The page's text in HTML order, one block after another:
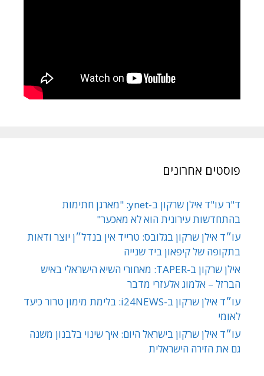
פוסטים אחרונים
ד"ר עו"ד אילן שרקון ב-ynet: "מארגן חתימות
בהתחדשות עירונית הוא לא מאכער"
עו״ד אילן שרקון בגלובס: טרייד אין בנדל״ן יוצר ודאות
בתקופה של קיפאון ביד שנייה
אילן שרקון ב-TAPER: מאחורי השיא הישראלי באיש
הברזל – אלמוג אלעזרי מדבר
עו״ד אילן שרקון ב-i24NEWS: בלימת מימון טרור כיעד
לאומי
עו״ד אילן שרקון בישראל היום: איך שינוי בלבנון משנה
גם את הזירה הישראלית